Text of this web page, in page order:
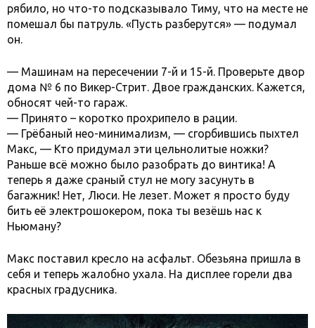
рябило, но что-то подсказывало Тиму, что на месте не
помешал бы патруль. «Пусть разберутся» — подумал
он.
— Машинам на пересечении 7-й и 15-й. Проверьте двор
дома № 6 по Викер-Стрит. Двое гражданских. Кажется,
обносят чей-то гараж.
— Принято – коротко прохрипело в рации.
— Грёбаный нео-минимализм, — сгорбившись пыхтел
Макс, — Кто придумал эти цельнолитые ножки?
Раньше всё можно было разобрать до винтика! А
теперь я даже сраный стул не могу засунуть в
багажник! Нет, Люси. Не лезет. Может я просто буду
бить её электрошокером, пока ты везёшь нас к
Ньюману?
Макс поставил кресло на асфальт. Обезьяна пришла в
себя и теперь жалобно ухала. На дисплее горели два
красных градусника.